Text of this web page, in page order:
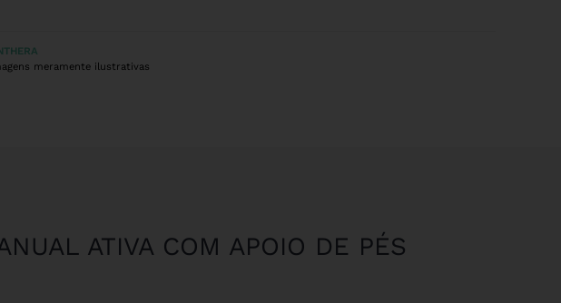
meramente ilustrativas
ATIVA COM APOIO DE PÉS